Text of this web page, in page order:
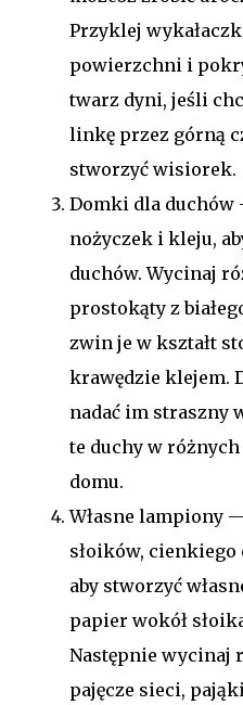
Przyklej
powierzchni i
twarz dyni, jeśli
linkę przez górną
stworzyć wisiorek.
Domki dla duchów
nożyczek i kleju,
duchów. Wycinaj
prostokąty z
zwin je w kształt
krawędzie klejem.
nadać im straszny
te duchy w
domu.
Własne lampiony
słoików,
aby stworzyć
papier wokół
Następnie wycinaj
pajęcze sieci,